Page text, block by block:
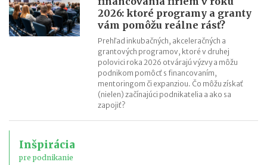
2026: ktoré programy a granty
vám pomôžu reálne rásť?
Prehľad inkubačných, akceleračných a
grantových programov, ktoré v druhej
polovici roka 2026 otvárajú výzvy a môžu
podnikom pomôcť s financovaním,
mentoringom či expanziou. Čo môžu získať
(nielen) začínajúci podnikatelia a ako sa
zapojiť?
Inšpirácia
pre podnikanie